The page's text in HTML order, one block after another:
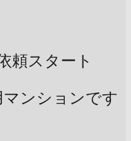
頼スタート
ンションです